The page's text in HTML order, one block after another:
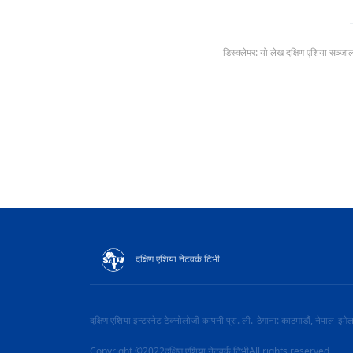
डिस्क्लेमर: यो लेख दक्षिण एशिया
दक्षिण एशिया नेटवर्क टिभी
दक्षिण एशिया इन्टरनेट टेक्नोलोजी कम्पनी प्रा. ली. ठेगाना: काठमाडौं, नेपाल